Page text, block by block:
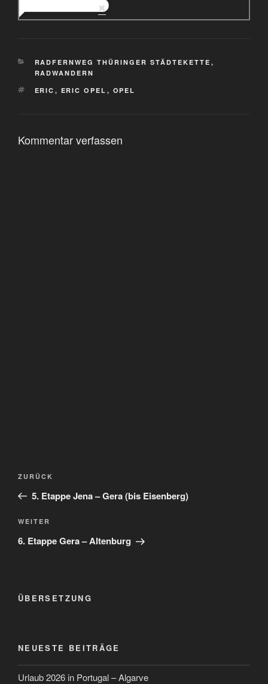
KATEGORIEN
RADFERNWEG THÜRINGER STÄDTEKETTE ,
RADWANDERN
SCHLAGWÖRTER
ERIC , ERIC OPEL , OPEL
Kommentar verfassen
Beitragsnavigation
Vorheriger
Beitrag
ZURÜCK
5. Etappe Jena – Gera (bis Eisenberg)
Nächster
Beitrag
WEITER
6. Etappe Gera – Altenburg
ÜBERSETZUNG
NEUESTE BEITRÄGE
Urlaub 2026 in Portugal – Algarve